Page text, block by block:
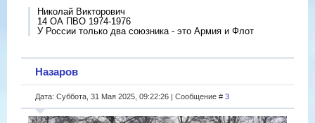
Николай Викторович
14 ОА ПВО 1974-1976
У России только два союзника - это Армия и Флот
Назаров
Дата: Суббота, 31 Мая 2025, 09:22:26 | Сообщение # 3